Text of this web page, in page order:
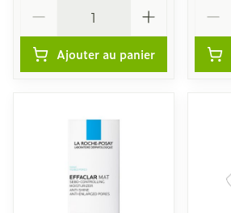
Ajouter au panier